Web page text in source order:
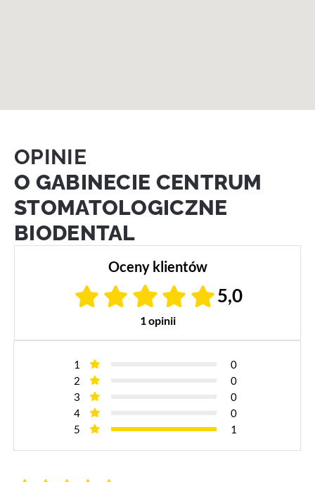
OPINIE
O GABINECIE CENTRUM
STOMATOLOGICZNE
BIODENTAL
Oceny klientów
5,0
1 opinii
1
0
2
0
3
0
4
0
5
1